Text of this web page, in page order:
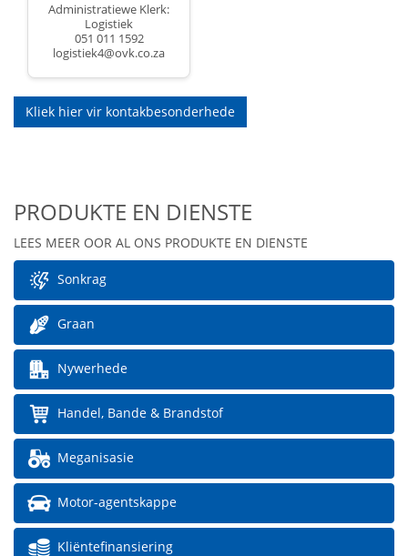
Administratiewe Klerk:
Logistiek
051 011 1592
logistiek4@ovk.co.za
Kliek hier vir kontakbesonderhede
PRODUKTE EN DIENSTE
LEES MEER OOR AL ONS PRODUKTE EN DIENSTE
Sonkrag
Graan
Nywerhede
Handel, Bande & Brandstof
Meganisasie
Motor-agentskappe
Kliëntefinansiering